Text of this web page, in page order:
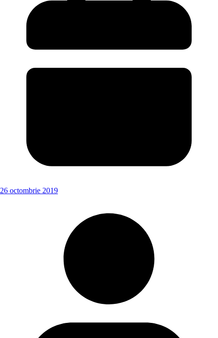
26 octombrie 2019